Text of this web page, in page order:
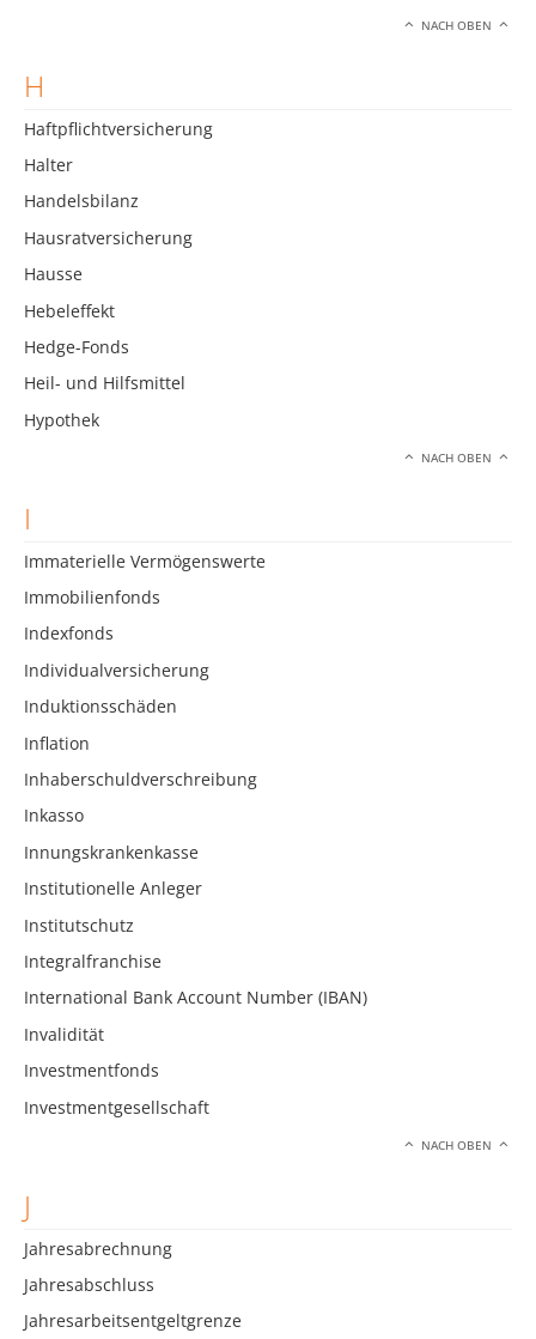
NACH OBEN
H
Haftpflichtversicherung
Halter
Handelsbilanz
Hausratversicherung
Hausse
Hebeleffekt
Hedge-Fonds
Heil- und Hilfsmittel
Hypothek
NACH OBEN
I
Immaterielle Vermögenswerte
Immobilienfonds
Indexfonds
Individualversicherung
Induktionsschäden
Inflation
Inhaberschuldverschreibung
Inkasso
Innungskrankenkasse
Institutionelle Anleger
Institutschutz
Integralfranchise
International Bank Account Number (IBAN)
Invalidität
Investmentfonds
Investmentgesellschaft
NACH OBEN
J
Jahresabrechnung
Jahresabschluss
Jahresarbeitsentgeltgrenze